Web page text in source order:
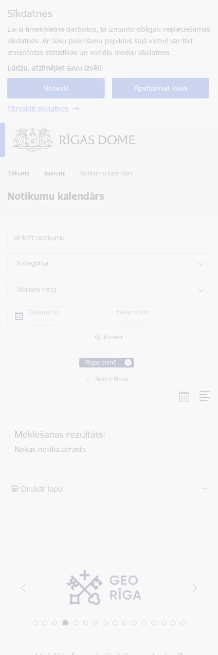
Sīkdatnes
Lai šī tīmekļvietne darbotos, tā izmanto obligāti nepieciešamās
sīkdatnes. Ar Jūsu piekrišanu papildus šajā vietnē var tikt
izmantotas statistikas un sociālo mediju sīkdatnes.
Lūdzu, atzīmējiet savu izvēli:
Noraidīt Apstiprināt visas
Pārvaldīt sīkdatnes
Sākums Jaunumi Notikumu kalendārs
Notikumu kalendārs
Meklēt notikumu
Kategorija
Norises vieta
Datums no Datums līdz
Aizvērt
Rīgas domē
Notīrīt filtrus
Meklēšanas rezultāts:
Nekas netika atrasts
Drukāt lapu